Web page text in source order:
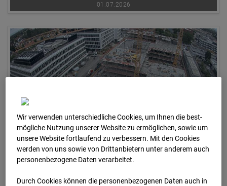
01.07.2026
02.07.2026
Wir verwenden unterschiedliche Cookies, um Ihnen die best­
mögliche Nutzung unserer Website zu ermöglichen, sowie um
unsere Website fortlaufend zu verbessern. Mit den Cookies
werden von uns sowie von Drittanbietern unter anderem auch
personenbezogene Daten verarbeitet.
Durch Cookies können die personenbezogenen Daten auch in